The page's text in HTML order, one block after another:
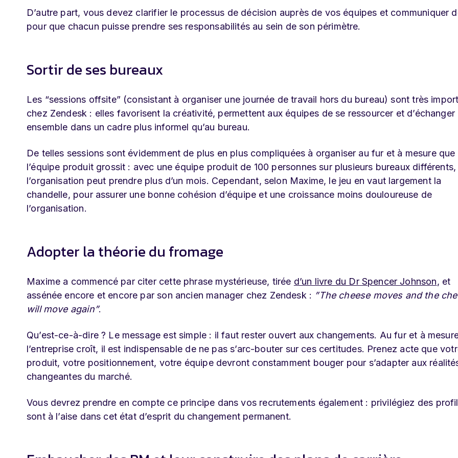
D’autre part, vous devez clarifier le processus de décision auprès de vos équipes et communiquer
pour que chacun puisse prendre ses responsabilités au sein de son périmètre.
Sortir de ses bureaux
Les “sessions offsite” (consistant à organiser une journée de travail hors du bureau) sont très
chez Zendesk : elles favorisent la créativité, permettent aux équipes de se ressourcer et d’échanger
ensemble dans un cadre plus informel qu’au bureau.
De telles sessions sont évidemment de plus en plus compliquées à organiser au fur et à mesure que
l’équipe produit grossit : avec une équipe produit de 100 personnes sur plusieurs bureaux différents,
l’organisation peut prendre plus d’un mois. Cependant, selon Maxime, le jeu en vaut largement la
chandelle, pour assurer une bonne cohésion d’équipe et une croissance moins douloureuse de
l’organisation.
Adopter la théorie du fromage
Maxime a commencé par citer cette phrase mystérieuse, tirée d’un livre du Dr Spencer Johnson, et
assénée encore et encore par son ancien manager chez Zendesk : ”The cheese moves and the
will move again”.
Qu’est-ce-à-dire ? Le message est simple : il faut rester ouvert aux changements. Au fur et à
l’entreprise croît, il est indispensable de ne pas s’arc-bouter sur ces certitudes. Prenez acte que
produit, votre positionnement, votre équipe devront constamment bouger pour s’adapter aux
changeantes du marché.
Vous devrez prendre en compte ce principe dans vos recrutements également : privilégiez des
sont à l’aise dans cet état d’esprit du changement permanent.